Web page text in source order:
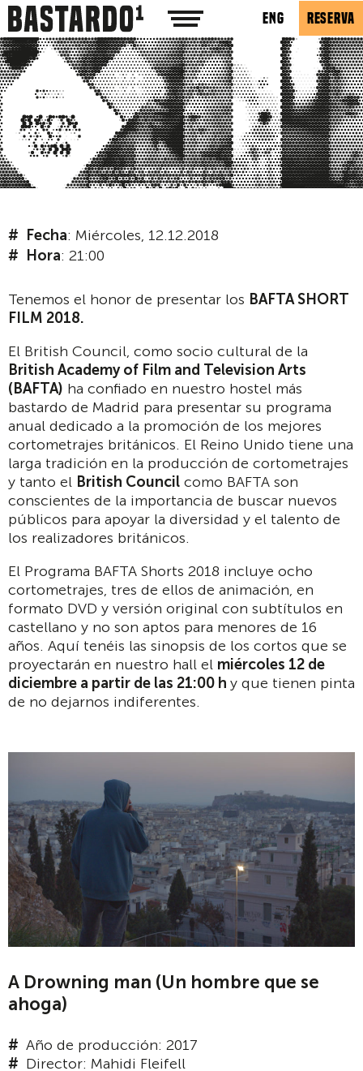
ENG RESERVA
Fecha: Miércoles, 12.12.2018
Hora: 21:00
Tenemos el honor de presentar los BAFTA SHORT
FILM 2018.
El British Council, como socio cultural de la
British Academy of Film and Television Arts
(BAFTA) ha confiado en nuestro hostel más
bastardo de Madrid para presentar su programa
anual dedicado a la promoción de los mejores
cortometrajes británicos. El Reino Unido tiene una
larga tradición en la producción de cortometrajes
y tanto el British Council como BAFTA son
conscientes de la importancia de buscar nuevos
públicos para apoyar la diversidad y el talento de
los realizadores británicos.
El Programa BAFTA Shorts 2018 incluye ocho
cortometrajes, tres de ellos de animación, en
formato DVD y versión original con subtítulos en
castellano y no son aptos para menores de 16
años. Aquí tenéis las sinopsis de los cortos que se
proyectarán en nuestro hall el miércoles 12 de
diciembre a partir de las 21:00 h y que tienen pinta
de no dejarnos indiferentes.
A Drowning man (Un hombre que se
ahoga)
Año de producción: 2017
Director: Mahidi Fleifell